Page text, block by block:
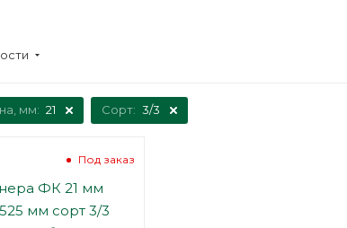
мм: 21 Сорт: 3/3
Под заказ